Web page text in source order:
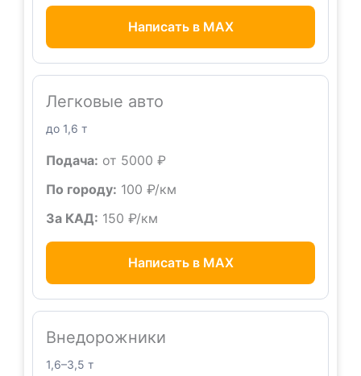
Написать в MAX
Легковые авто
до 1,6 т
Подача: от 5000 ₽
По городу: 100 ₽/км
За КАД: 150 ₽/км
Написать в MAX
Внедорожники
1,6–3,5 т